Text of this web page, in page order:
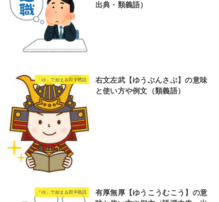
出典・類義語）
「ゆ」で始まる四字熟語
右文左武【ゆうぶんさぶ】の意味
と使い方や例文（類義語）
「ゆ」で始まる四字熟語
有厚無厚【ゆうこうむこう】の意